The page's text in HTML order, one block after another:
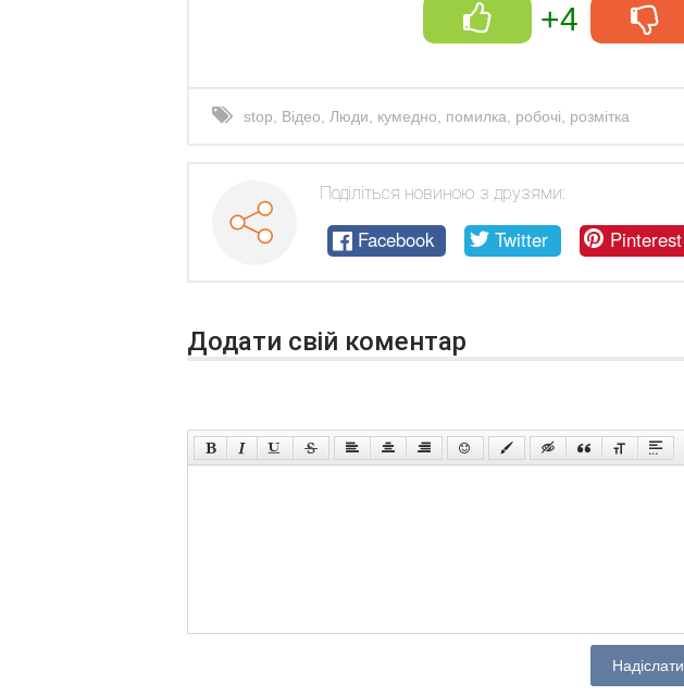
+4
stop Відео Люди кумедно помилка робочі розмітка
Поділіться новиною з друзями:
Facebook Twitter Pinterest
Додати свій коментар
Надіслати